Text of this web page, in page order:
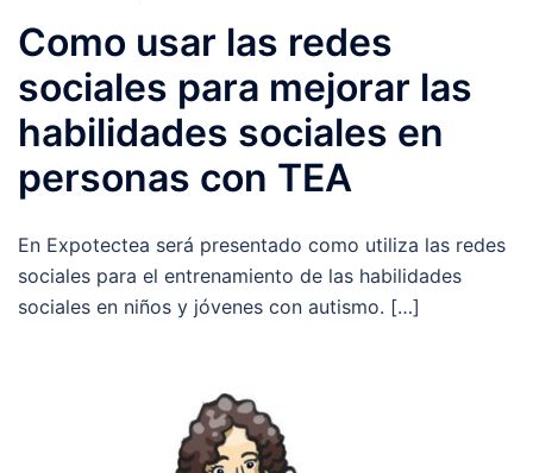
Como usar las redes
sociales para mejorar las
habilidades sociales en
personas con TEA
En Expotectea será presentado como utiliza las redes
sociales para el entrenamiento de las habilidades
sociales en niños y jóvenes con autismo. […]